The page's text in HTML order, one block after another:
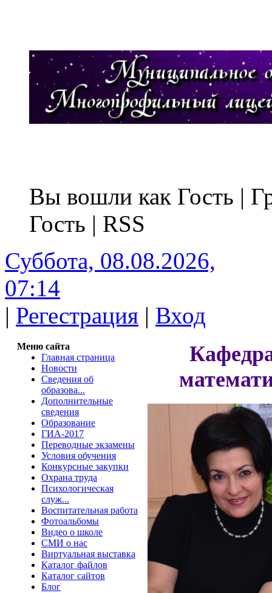
Вы вошли как Гость |
Гость | RSS
Суббота, 08.08.2026,
07:14
| Регестрация | Вход
Меню сайта
Главная страница
Новости
Сведения об
образова...
Дополнительные
сведения
Образование
ГИА-2017
Переводные экзамены
Условия обучения
Конкурсные закупки
Охрана труда
Психологическая
служ...
Воспитательная работа
Фотоальбомы
Видео о школе
СМИ о нас
Виртуальная выставка
Каталог файлов
Каталог сайтов
Блог